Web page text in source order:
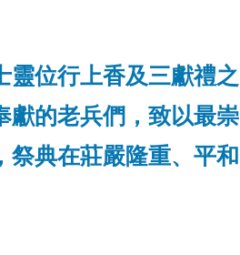
位行上香及三獻禮之
獻的老兵們，致以最崇
祭典在莊嚴隆重、平和